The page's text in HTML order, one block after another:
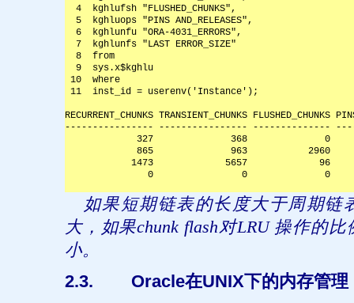
4  kghlufsh "FLUSHED_CHUNKS",
5  kghluops "PINS AND_RELEASES",
6  kghlunfu "ORA-4031_ERRORS",
7  kghlunfs "LAST ERROR_SIZE"
8  from
9  sys.x$kghlu
10  where
11  inst_id = userenv('Instance');
RECURRENT_CHUNKS TRANSIENT_CHUNKS FLUSHED_CHUNKS
---------------- ---------------- --------------
327              368              0
865              963           2960
1473             5657             96
0                0              0
如果短期链表的长度大于周期链
大，如果chunk flash对LRU 操作的比
小。
2.3. Oracle在UNIX下的内存管理